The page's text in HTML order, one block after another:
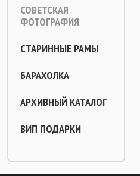
СОВЕТСКАЯ
ФОТОГРАФИЯ
СТАРИННЫЕ РАМЫ
БАРАХОЛКА
АРХИВНЫЙ КАТАЛОГ
ВИП ПОДАРКИ